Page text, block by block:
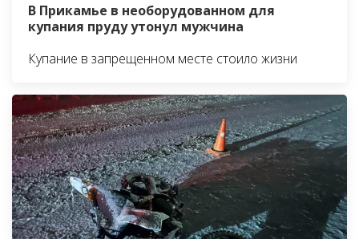
В Прикамье в необорудованном для
купания пруду утонул мужчина
Купание в запрещенном месте стоило жизни